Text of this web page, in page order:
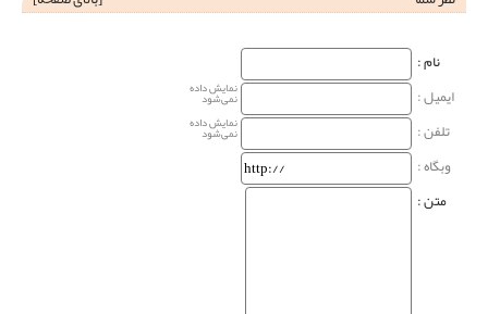
نام‌ :
ایمیل :
نمایش داده
نمی‌شود
تلفن : نمایش داده
نمی‌شود
وبگاه‌ :
متن :